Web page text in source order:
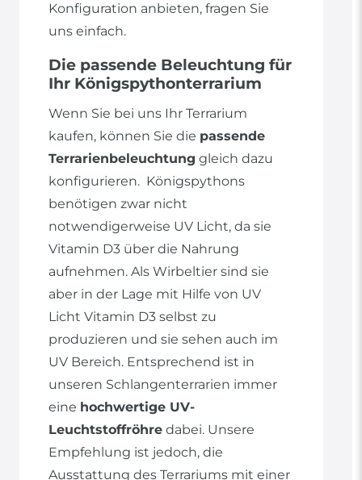
Konfiguration anbieten, fragen Sie
uns einfach.
Die passende Beleuchtung für
Ihr Königspythonterrarium
Wenn Sie bei uns Ihr Terrarium
kaufen, können Sie die passende
Terrarienbeleuchtung gleich dazu
konfigurieren. Königspythons
benötigen zwar nicht
notwendigerweise UV Licht, da sie
Vitamin D3 über die Nahrung
aufnehmen. Als Wirbeltier sind sie
aber in der Lage mit Hilfe von UV
Licht Vitamin D3 selbst zu
produzieren und sie sehen auch im
UV Bereich. Entsprechend ist in
unseren Schlangenterrarien immer
eine hochwertige UV-
Leuchtstoffröhre dabei. Unsere
Empfehlung ist jedoch, die
Ausstattung des Terrariums mit einer